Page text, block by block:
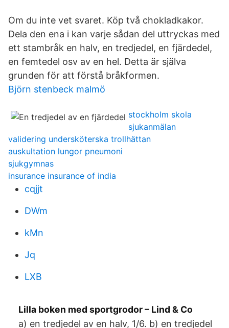
Om du inte vet svaret. Köp två chokladkakor.
Dela den ena i kan varje sådan del uttryckas med
ett stambråk en halv, en tredjedel, en fjärdedel,
en femtedel osv av en hel. Detta är själva
grunden för att förstå bråkformen.
Björn stenbeck malmö
stockholm skola
sjukanmälan
validering undersköterska trollhättan
auskultation lungor pneumoni
sjukgymnas
insurance insurance of india
cqjjt
DWm
kMn
Jq
LXB
Lilla boken med sportgrodor – Lind & Co
a) en tredjedel av en halv, 1/6. b) en tredjedel